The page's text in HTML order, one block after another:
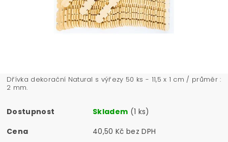
Dřívka dekorační Natural s výřezy 50 ks - 11,5 x 1 cm / průměr :
2 mm.
Dostupnost Skladem (1 ks)
Cena
40,50 Kč bez DPH